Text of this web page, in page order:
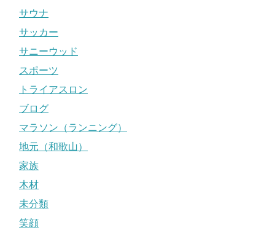
サウナ
サッカー
サニーウッド
スポーツ
トライアスロン
ブログ
マラソン（ランニング）
地元（和歌山）
家族
木材
未分類
笑顔